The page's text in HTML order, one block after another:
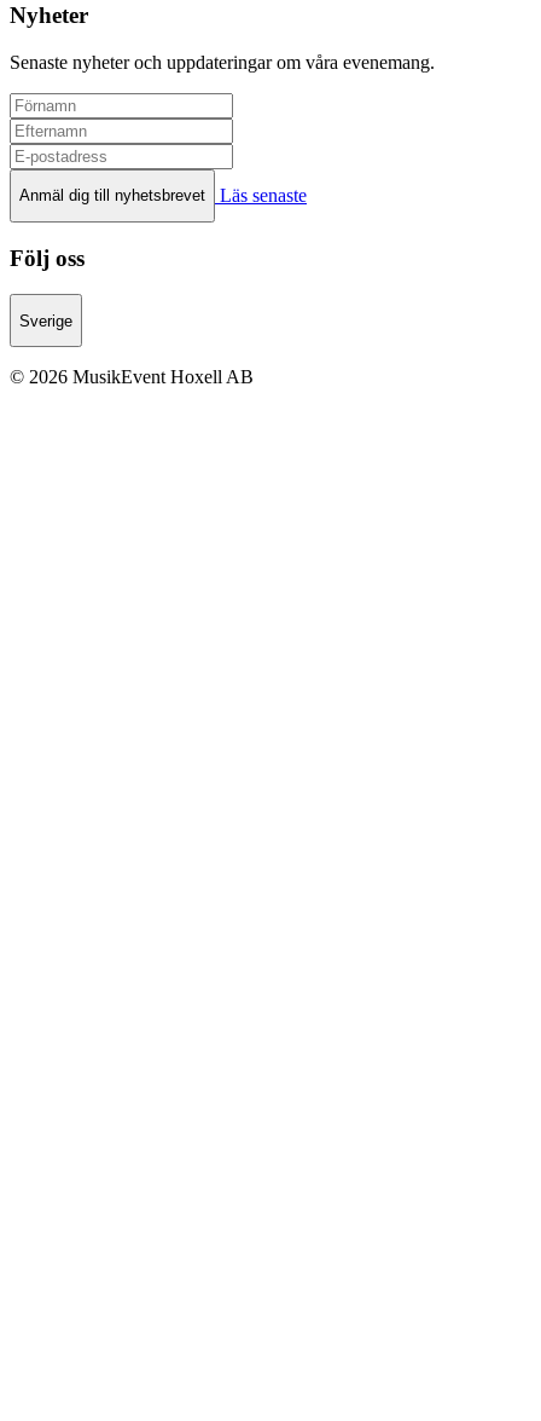
Nyheter
Senaste nyheter och uppdateringar om våra evenemang.
Anmäl dig till nyhetsbrevet Läs senaste
Följ oss
Sverige
© 2026 MusikEvent Hoxell AB